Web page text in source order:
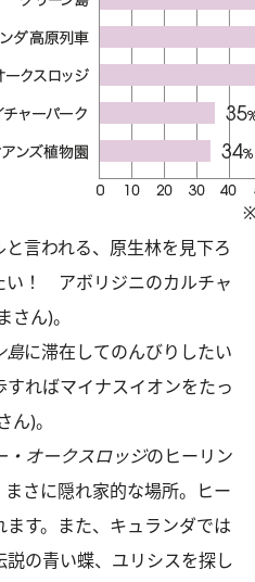
と言われる、原生林を見下ろ
い！ アボリジニのカルチャ
ん)。
島に滞在してのんびりしたい
ればマイナスイオンをたっ
)。
・オークスロッジのヒーリン
さに隠れ家的な場所。ヒー
す。また、キュランダでは
の青い蝶、ユリシスを探し